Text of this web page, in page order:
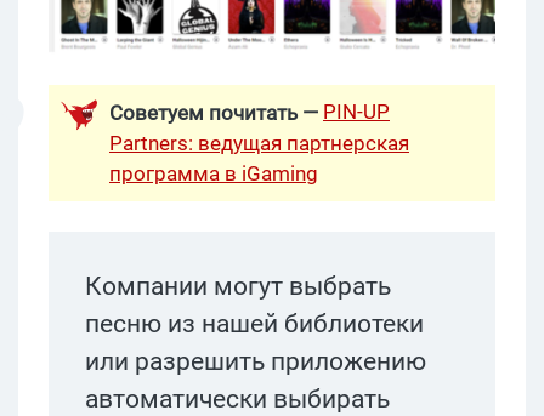
Советуем почитать — PIN-UP
Partners: ведущая партнерская
программа в iGaming
Компании могут выбрать
песню из нашей библиотеки
или разрешить приложению
автоматически выбирать